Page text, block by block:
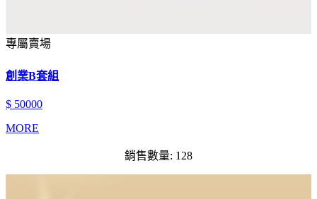
專屬賣場
創業B套組
$ 50000
MORE
銷售數量: 128